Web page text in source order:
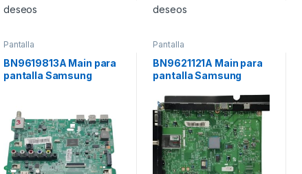
deseos
deseos
Pantalla
BN9619813A Main para
pantalla Samsung
Pantalla
BN9621121A Main para
pantalla Samsung